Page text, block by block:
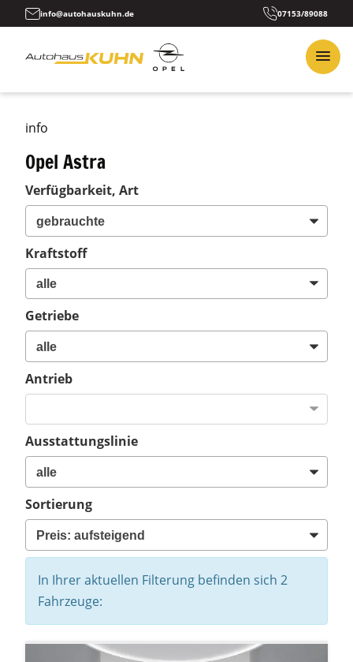
info@autohauskuhn.de 07153/89088
info
Opel Astra
Verfügbarkeit, Art
Kraftstoff
Getriebe
Antrieb
Ausstattungslinie
Sortierung
In Ihrer aktuellen Filterung befinden sich 2
Fahrzeuge: